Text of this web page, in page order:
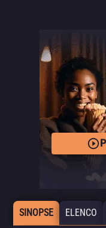
SINOPSE ELENCO